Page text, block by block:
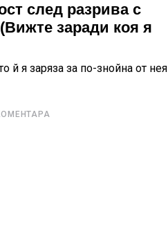
след разрива с
заради коя я
й я заряза за по-знойна от нея